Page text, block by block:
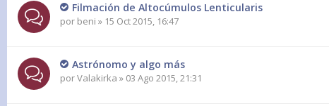
Filmación de Altocúmulos Lenticularis
por beni » 15 Oct 2015, 16:47
Astrónomo y algo más
porValakirka » 03 Ago 2015, 21:31